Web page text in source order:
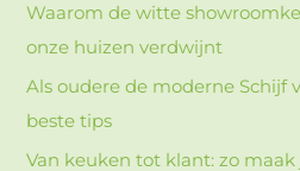
Waarom de witte
onze huizen verdwijnt
Als oudere de moderne Schijf
beste tips
Van keuken tot klant: zo maak